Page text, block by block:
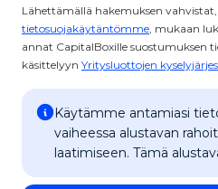
Lähettämällä hakemuksen
tietosuojakäytäntömme, mukaan
annat CapitalBoxille suostumuksen
käsittelyyn Yritysluottojen
Käytämme antamiasi
vaiheessa alustavan
laatimiseen. Tämä